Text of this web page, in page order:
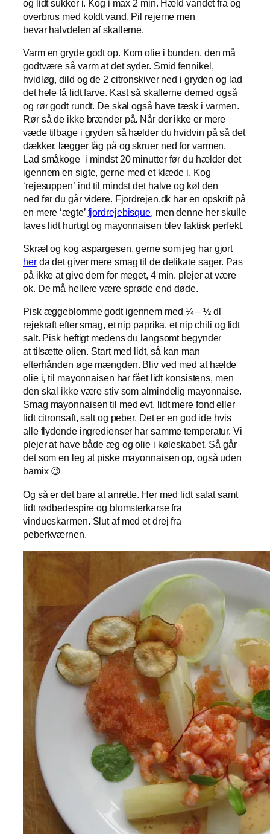
og lidt sukker i. Kog i max 2 min. Hæld vandet fra og
overbrus med koldt vand. Pil rejerne men
bevar halvdelen af skallerne.
Varm en gryde godt op. Kom olie i bunden, den må
godtvære så varm at det syder. Smid fennikel,
hvidløg, dild og de 2 citronskiver ned i gryden og lad
det hele få lidt farve. Kast så skallerne derned også
og rør godt rundt. De skal også have tæsk i varmen.
Rør så de ikke brænder på. Når der ikke er mere
væde tilbage i gryden så hælder du hvidvin på så det
dækker, lægger låg på og skruer ned for varmen.
Lad småkoge i mindst 20 minutter før du hælder det
igennem en sigte, gerne med et klæde i. Kog
‘rejesuppen’ ind til mindst det halve og køl den
ned før du går videre. Fjordrejen.dk har en opskrift på
en mere ‘ægte’ fjordrejebisque, men denne her skulle
laves lidt hurtigt og mayonnaisen blev faktisk perfekt.
Skræl og kog aspargesen, gerne som jeg har gjort
herda det giver mere smag til de delikate sager. Pas
på ikke at give dem for meget, 4 min. plejer at være
ok. De må hellere være sprøde end døde.
Pisk æggeblomme godt igennem med ¼ – ½ dl
rejekraft efter smag, et nip paprika, et nip chili og lidt
salt. Pisk heftigt medens du langsomt begynder
at tilsætte olien. Start med lidt, så kan man
efterhånden øge mængden. Bliv ved med at hælde
olie i, til mayonnaisen har fået lidt konsistens, men
den skal ikke være stiv som almindelig mayonnaise.
Smag mayonnaisen til med evt. lidt mere fond eller
lidt citronsaft, salt og peber. Det er en god ide hvis
alle flydende ingredienser har samme temperatur. Vi
plejer at have både æg og olie i køleskabet. Så går
det som en leg at piske mayonnaisen op, også uden
bamix 😉
Og så er det bare at anrette. Her med lidt salat samt
lidt rødbedespire og blomsterkarse fra
vindueskarmen. Slut af med et drej fra
peberkværnen.